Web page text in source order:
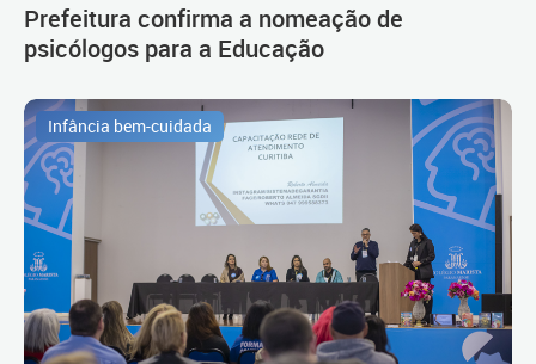
Prefeitura confirma a nomeação de
psicólogos para a Educação
Infância bem-cuidada